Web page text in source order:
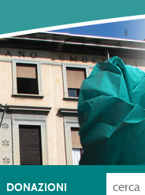
DONAZIONI